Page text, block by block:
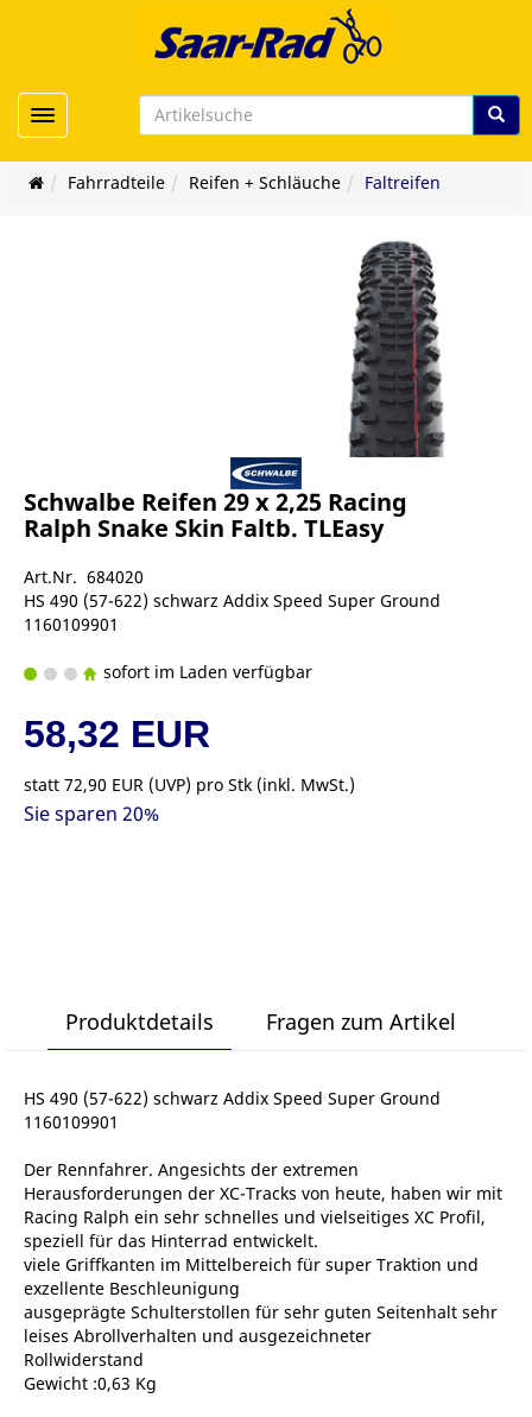
Toggle navigation
Fahrradteile Reifen + Schläuche Faltreifen
Schwalbe Reifen 29 x 2,25 Racing
Ralph Snake Skin Faltb. TLEasy
Art.Nr. 684020
HS 490 (57-622) schwarz Addix Speed Super Ground
1160109901
sofort im Laden verfügbar
58,32 EUR
statt 72,90 EUR (UVP) pro Stk (inkl. MwSt.)
Sie sparen 20%
Produktdetails Fragen zum Artikel
HS 490 (57-622) schwarz Addix Speed Super Ground
1160109901
Der Rennfahrer. Angesichts der extremen
Herausforderungen der XC-Tracks von heute, haben wir mit
Racing Ralph ein sehr schnelles und vielseitiges XC Profil,
speziell für das Hinterrad entwickelt.
viele Griffkanten im Mittelbereich für super Traktion und
exzellente Beschleunigung
ausgeprägte Schulterstollen für sehr guten Seitenhalt sehr
leises Abrollverhalten und ausgezeichneter
Rollwiderstand
Gewicht :0,63 Kg